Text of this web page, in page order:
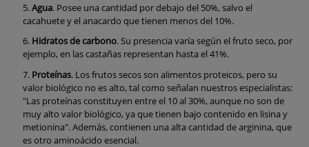
Agua. Posee una cantidad por debajo del 50%, salvo el
cacahuete y el anacardo que tienen menos del 10%.
Hidratos de carbono. Su presencia varía según el fruto seco, por
ejemplo, en las castañas representan hasta el 41%.
Proteínas. Los frutos secos son alimentos proteicos, pero su
valor biológico no es alto, tal como señalan nuestros especialistas:
"Las proteínas constituyen entre el 10 al 30%, aunque no son de
muy alto valor biológico, ya que tienen bajo contenido en lisina y
metionina". Además, contienen una alta cantidad de arginina, que
es otro aminoácido esencial.